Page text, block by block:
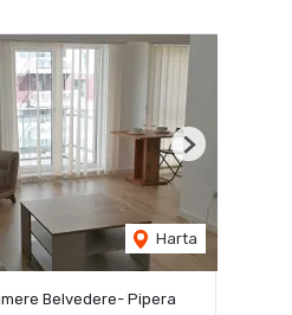
Harta
Next
Belvedere- Pipera